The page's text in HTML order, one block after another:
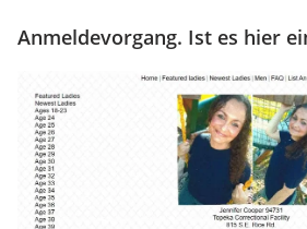
Anmeldevorgang. Ist es hier